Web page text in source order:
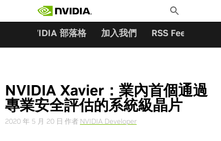
Toggle
Search
NVIDIA 部落格 加入我們 RSS Feeds
NVIDIA Xavier：業內首個通過
專業安全評估的系統級晶片
2020 年 5 月 20 日 作者 NVIDIA Developer